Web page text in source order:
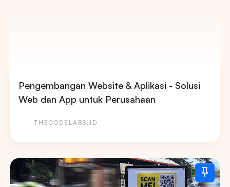
Pengembangan Website & Aplikasi - Solusi
Web dan App untuk Perusahaan
THECODELABS.ID